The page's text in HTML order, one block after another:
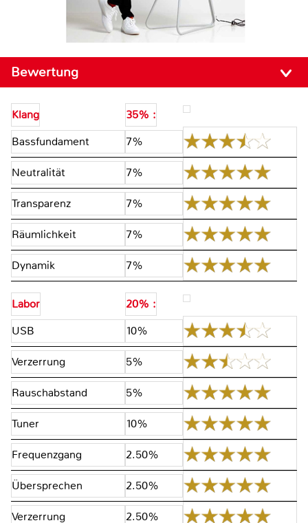
Bewertung
Klang
35% :
Bassfundament
7%
Neutralität 7%
Transparenz 7%
Räumlichkeit 7%
Dynamik 7%
Labor
20% :
USB
10%
Verzerrung 5%
Rauschabstand 5%
Tuner 10%
Frequenzgang 2.50%
Übersprechen 2.50%
Verzerrung 2.50%